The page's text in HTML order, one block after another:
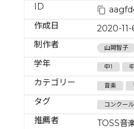
ID
作成日
2020-11-
制作者
山岡智子
学年 中1
カテゴリー 音楽
タグ コンクール
推薦者 TOSS音